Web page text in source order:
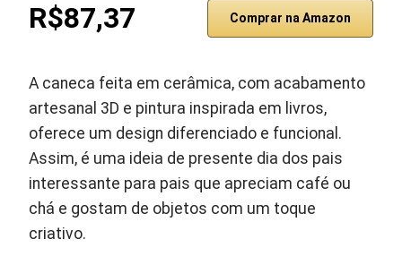
R$87,37 Comprar na Amazon
A caneca feita em cerâmica, com acabamento
artesanal 3D e pintura inspirada em livros,
oferece um design diferenciado e funcional.
Assim, é uma ideia de presente dia dos pais
interessante para pais que apreciam café ou
chá e gostam de objetos com um toque
criativo.